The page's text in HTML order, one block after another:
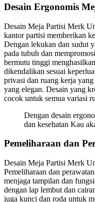
Desain Ergonomis
Desain Meja Partisi Merk
kantor partisi memberikan
Dengan lekukan dan sudut
pada tubuh dan
bermutu tinggi
dikendalikan sesuai
privasi dan ruang kerja
yang elegan. Desain yang
cocok untuk semua variasi
Dengan desain
dan kesehatan Kau
Pemeliharaan dan
Desain Meja Partisi Merk
Pemeliharaan dan
menjaga tampilan dan
dengan lap lembut dan
juga kunci dan roda untuk